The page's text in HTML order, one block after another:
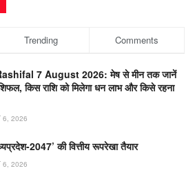
Trending Comments
7 August 2026: मेष से मीन तक जानें
किस राशि को मिलेगा धन लाभ और किसे रहना
6, 2026
2047’ की वित्तीय रूपरेखा तैयार
6, 2026